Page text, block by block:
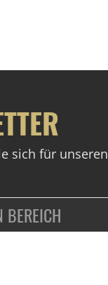
sich für unseren
BEREICH